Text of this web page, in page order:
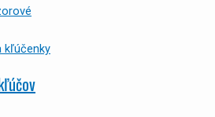
kľúčenky